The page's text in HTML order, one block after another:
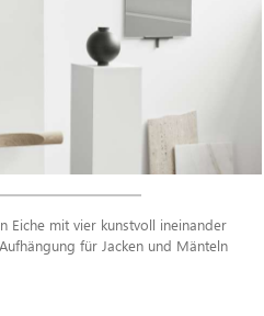
Eiche mit vier kunstvoll ineinander
für Jacken und Mänteln